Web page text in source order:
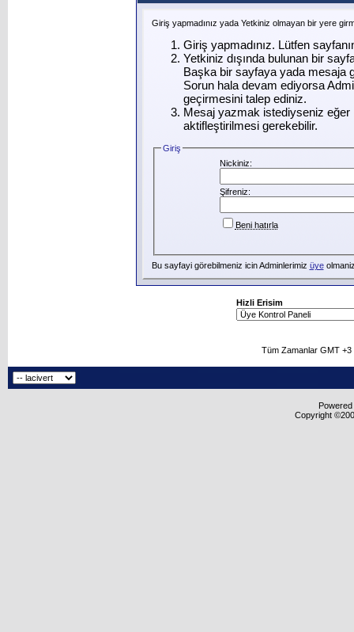
Giriş yapmadınız yada Yetkiniz olmayan bir yere
Giriş yapmadınız. Lütfen
Yetkiniz dışında bulunan bir
Başka bir sayfaya yada mesaja
Sorun hala devam ediyorsa
geçirmesini talep ediniz.
Mesaj yazmak istediyseniz eğer
aktifleştirilmesi gerekebilir.
Giriş
Nickiniz:
Şifreniz:
Beni hatırla
Bu sayfayi görebilmeniz icin Adminlerimiz üye
Hizli Erisim
Tüm Zamanlar GMT
Copyright